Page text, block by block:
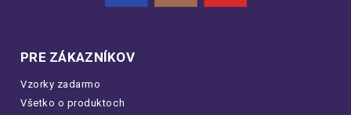
PRE ZÁKAZNÍKOV
Vzorky zadarmo
Všetko o produktoch